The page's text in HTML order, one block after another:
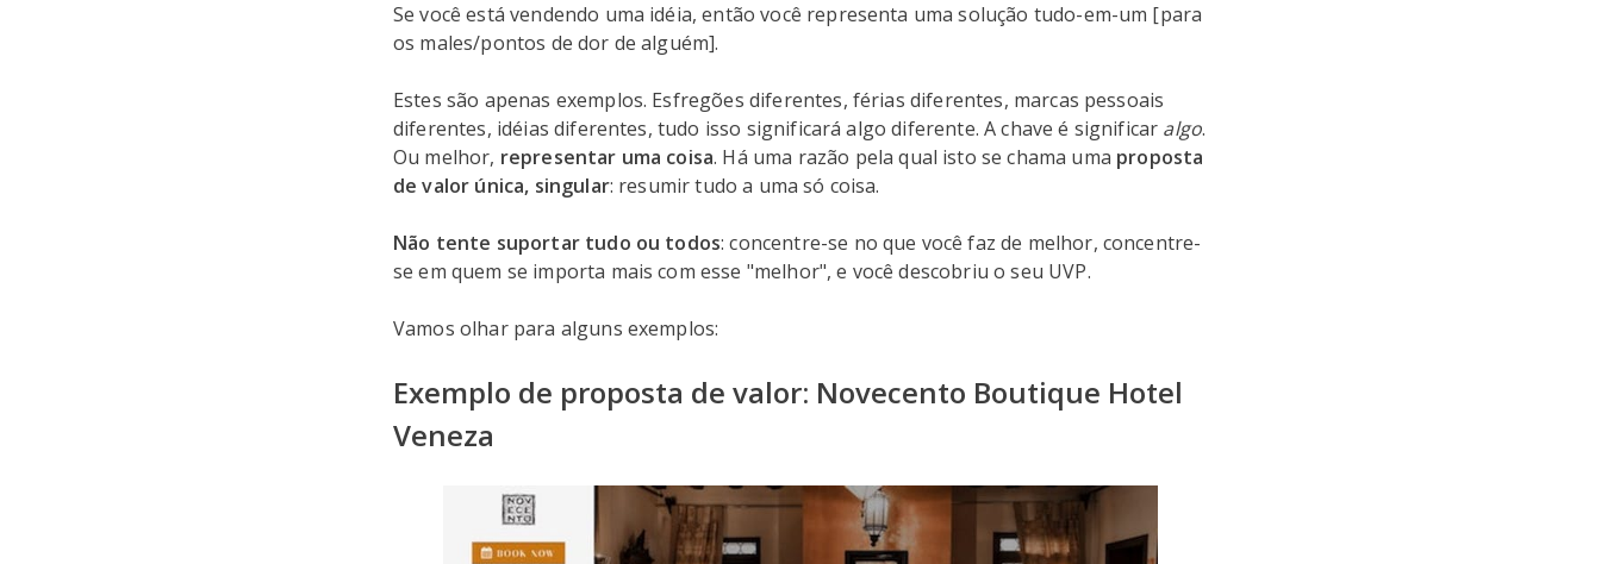
Se você está vendendo uma idéia, então você representa uma solução tudo-em-um [para
os males/pontos de dor de alguém].
Estes são apenas exemplos. Esfregões diferentes, férias diferentes, marcas pessoais
diferentes, idéias diferentes, tudo isso significará algo diferente. A chave é significar algo.
Ou melhor, representar uma coisa. Há uma razão pela qual isto se chama uma proposta
de valor única, singular: resumir tudo a uma só coisa.
Não tente suportar tudo ou todos: concentre-se no que você faz de melhor, concentre-
se em quem se importa mais com esse "melhor", e você descobriu o seu UVP.
Vamos olhar para alguns exemplos:
Exemplo de proposta de valor: Novecento Boutique Hotel
Veneza